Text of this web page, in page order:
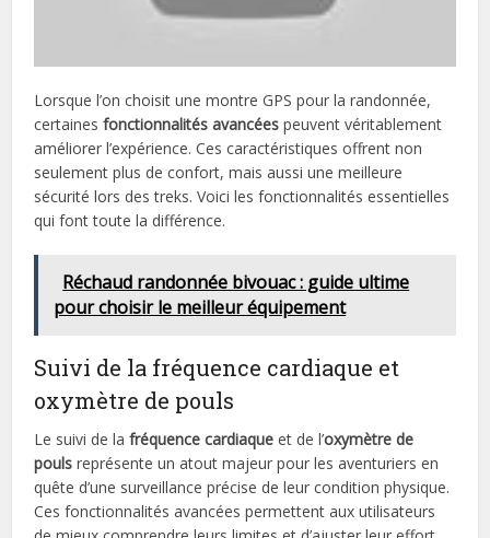
Lorsque l’on choisit une montre GPS pour la randonnée,
certainesfonctionnalités avancées peuvent véritablement
améliorer l’expérience. Ces caractéristiques offrent non
seulement plus de confort, mais aussi une meilleure
sécurité lors des treks. Voici les fonctionnalités essentielles
qui font toute la différence.
Réchaud randonnée bivouac : guide ultime
pour choisir le meilleur équipement
Suivi de la fréquence cardiaque et
oxymètre de pouls
Le suivi de lafréquence cardiaque et de l’oxymètre de
pouls représente un atout majeur pour les aventuriers en
quête d’une surveillance précise de leur condition physique.
Ces fonctionnalités avancées permettent aux utilisateurs